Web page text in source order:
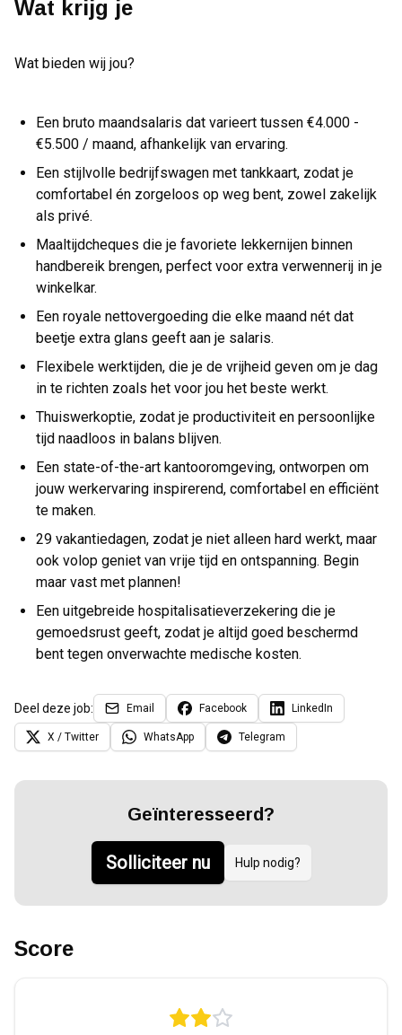
Wat krijg je
Wat bieden wij jou?
Een bruto maandsalaris dat varieert tussen €4.000 -
€5.500 / maand, afhankelijk van ervaring.
Een stijlvolle bedrijfswagen met tankkaart, zodat je
comfortabel én zorgeloos op weg bent, zowel zakelijk
als privé.
Maaltijdcheques die je favoriete lekkernijen binnen
handbereik brengen, perfect voor extra verwennerij in je
winkelkar.
Een royale nettovergoeding die elke maand nét dat
beetje extra glans geeft aan je salaris.
Flexibele werktijden, die je de vrijheid geven om je dag
in te richten zoals het voor jou het beste werkt.
Thuiswerkoptie, zodat je productiviteit en persoonlijke
tijd naadloos in balans blijven.
Een state-of-the-art kantooromgeving, ontworpen om
jouw werkervaring inspirerend, comfortabel en efficiënt
te maken.
29 vakantiedagen, zodat je niet alleen hard werkt, maar
ook volop geniet van vrije tijd en ontspanning. Begin
maar vast met plannen!
Een uitgebreide hospitalisatieverzekering die je
gemoedsrust geeft, zodat je altijd goed beschermd
bent tegen onverwachte medische kosten.
Deel deze job: Email Facebook LinkedIn
X / Twitter WhatsApp Telegram
Geïnteresseerd?
Solliciteer nu Hulp nodig?
Score